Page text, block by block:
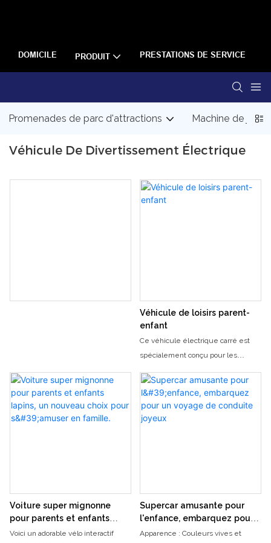
DOMICILE PRODUIT PRESTATIONS DE SERVICE
Promenades de parc d'attractions Machine de jeu
Véhicule De Divertissement Électrique
Véhicule de loisirs parent-
enfant
Ce véhicule électrique carré est
spécialement conçu pour les
inspiré des dessins animés
classiques, associe des couleurs
jaune vif et blanc contrastées à
d'effets sonores amusants, il
permet aux enfants de s'amuser à
le conduire, tandis que les parents
Voiture super mignonne
pour parents et enfants
lapins, un nouveau choix
Voici un adorable vélo interactif
Supercar amusante pour
l'enfance, embarquez pour
un voyage de conduite
Apparence : Couleurs vives et